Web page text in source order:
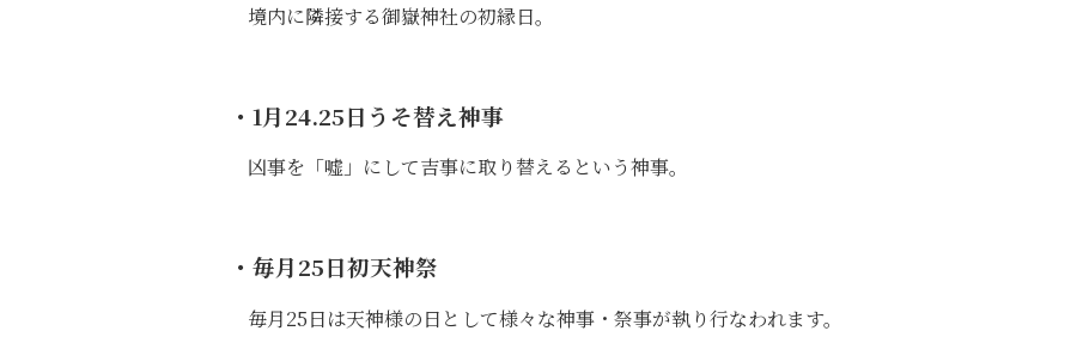
境内に隣接する御嶽神社の初縁日。
・1月24.25日 うそ替え神事
凶事を「嘘」にして吉事に取り替えるという神事。
・毎月25日初天神祭
毎月25日は天神様の日として様々な神事・祭事が執り行なわれます。